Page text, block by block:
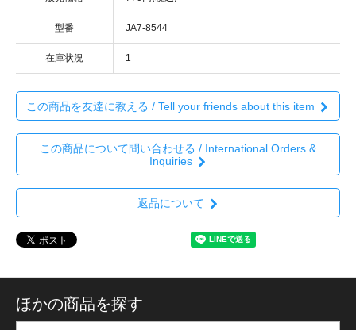
型番 JA7-8544
在庫状況 1
この商品を友達に教える / Tell your friends about this item
この商品について問い合わせる / International Orders &
Inquiries
返品について
ほかの商品を探す